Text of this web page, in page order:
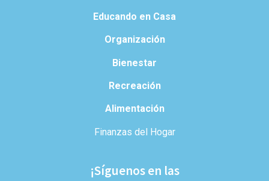
Educando en Casa
Organización
Bienestar
Recreación
Alimentación
Finanzas del Hogar
¡Síguenos en las